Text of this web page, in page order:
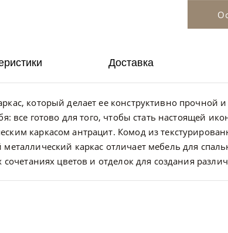
который делает ее конструктивно прочной
все готово для того, чтобы стать настоящей
каркасом антрацит. Комод из
каркас отличает мебель для
цветов и отделок для создания
Доставка